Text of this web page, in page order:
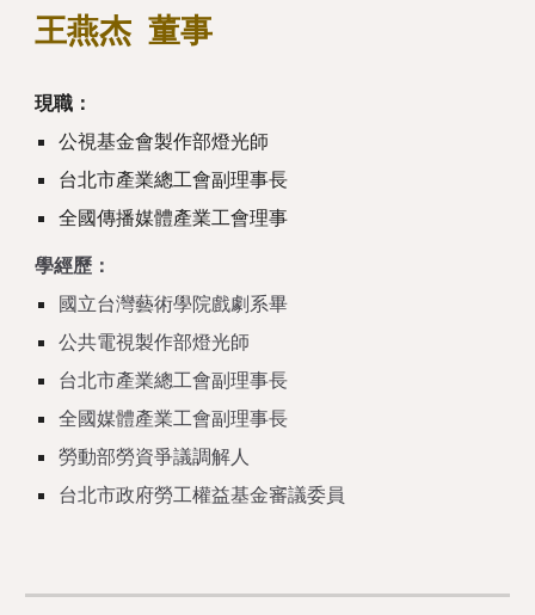
王燕杰 董事
現職：
公視基金會製作部燈光師
台北市產業總工會副理事長
全國傳播媒體產業工會理事
學經歷：
國立台灣藝術學院戲劇系畢
公共電視製作部燈光師
台北市產業總工會副理事長
全國媒體產業工會副理事長
勞動部勞資爭議調解人
台北市政府勞工權益基金審議委員